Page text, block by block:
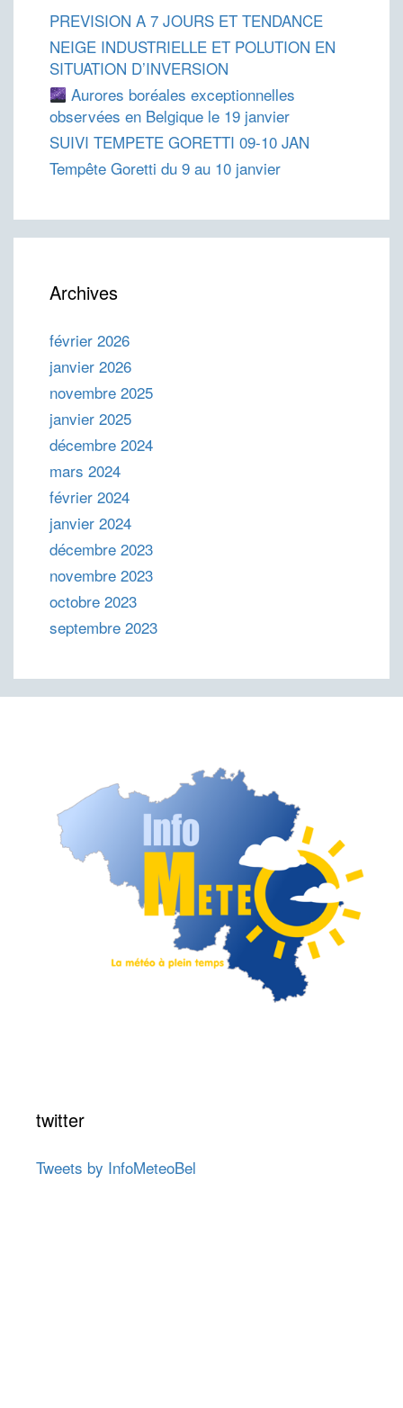
PREVISION A 7 JOURS ET TENDANCE
NEIGE INDUSTRIELLE ET POLUTION EN
SITUATION D’INVERSION
Aurores boréales exceptionnelles
observées en Belgique le 19 janvier
SUIVI TEMPETE GORETTI 09-10 JAN
Tempête Goretti du 9 au 10 janvier
Archives
février 2026
janvier 2026
novembre 2025
janvier 2025
décembre 2024
mars 2024
février 2024
janvier 2024
décembre 2023
novembre 2023
octobre 2023
septembre 2023
twitter
Tweets by InfoMeteoBel